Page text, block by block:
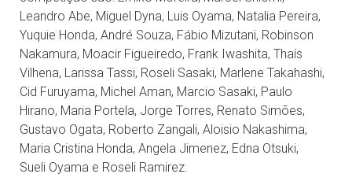
Leandro Abe, Miguel Dyna, Luis Oyama, Natalia Pereira,
Yuquie Honda, André Souza, Fábio Mizutani, Robinson
Nakamura, Moacir Figueiredo, Frank Iwashita, Thaís
Vilhena, Larissa Tassi, Roseli Sasaki, Marlene Takahashi,
Cid Furuyama, Michel Aman, Marcio Sasaki, Paulo
Hirano, Maria Portela, Jorge Torres, Renato Simões,
Gustavo Ogata, Roberto Zangali, Aloisio Nakashima,
Maria Cristina Honda, Angela Jimenez, Edna Otsuki,
Sueli Oyama e Roseli Ramirez.